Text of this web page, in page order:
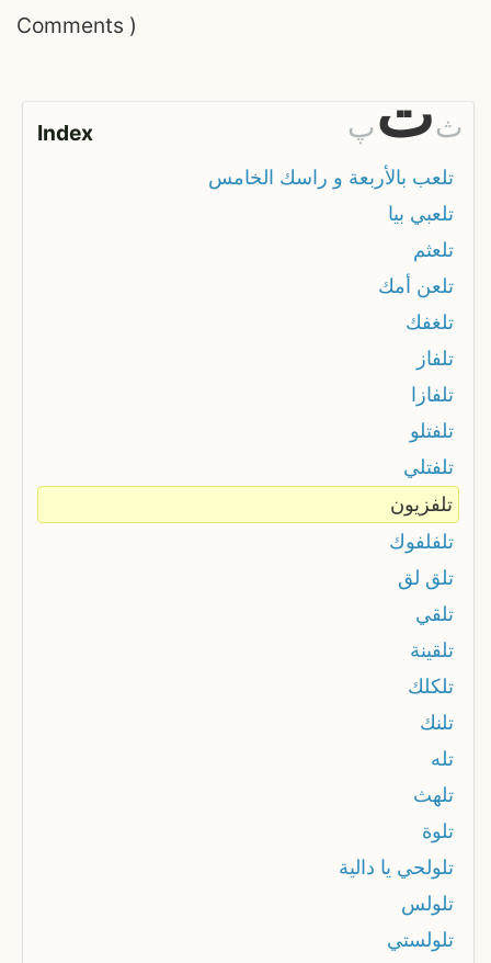
Comments )
Index پتث
تلعب بالأربعة و راسك الخامس
تلعبي بيا
تلعثم
تلعن أمك
تلغفك
تلفاز
تلفازا
تلفتلو
تلفتلي
تلفزيون
تلفلفوك
تلق لق
تلقي
تلقينة
تلكلك
تلنك
تله
تلهث
تلوة
تلولحي يا دالية
تلولس
تلولستي